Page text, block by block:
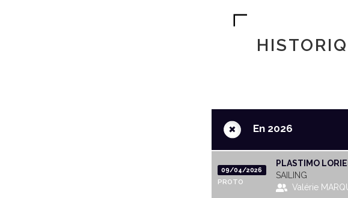
+ En 2026
09/04/2026
PROTO
PLASTIMO
SAILING
Valérie